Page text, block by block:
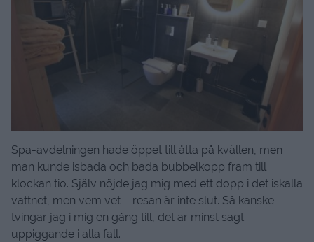
Spa-avdelningen hade öppet till åtta på kvällen, men
man kunde isbada och bada bubbelkopp fram till
klockan tio. Själv nöjde jag mig med ett dopp i det iskalla
vattnet, men vem vet – resan är inte slut. Så kanske
tvingar jag i mig en gång till, det är minst sagt
uppiggande i alla fall.